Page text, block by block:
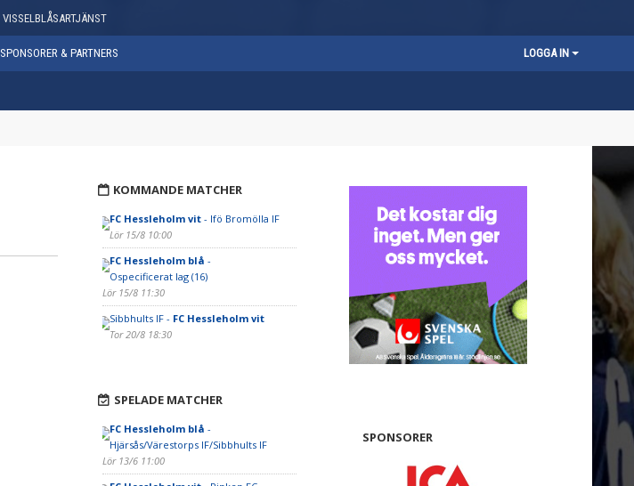
VISSELBLÅSARTJÄNST
SPONSORER & PARTNERS LOGGA IN
KOMMANDE MATCHER
FC Hessleholm vit- Ifö Bromölla IF
Lör 15/8 10:00
FC Hessleholm blå -
Ospecificerat lag (16)
Lör 15/8 11:30
Sibbhults IF - FC Hessleholm vit
Tor 20/8 18:30
SPELADE MATCHER
FC Hessleholm blå -
Hjärsås/Värestorps IF/Sibbhults IF
Lör 13/6 11:00
SPONSORER